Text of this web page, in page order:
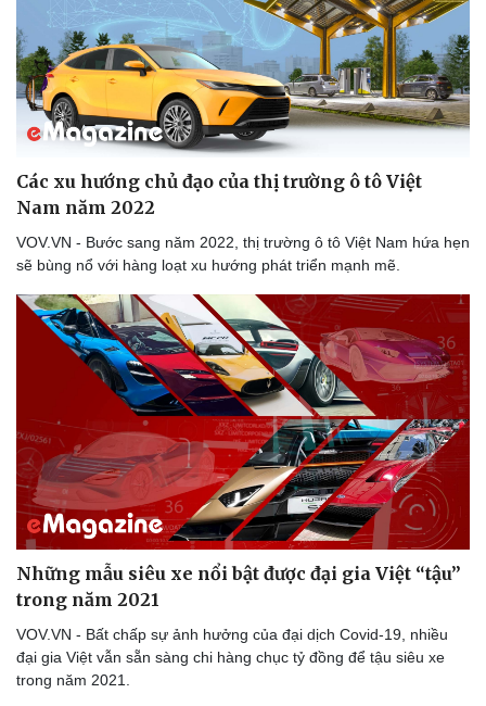
Các xu hướng chủ đạo của thị trường ô tô Việt
Nam năm 2022
VOV.VN - Bước sang năm 2022, thị trường ô tô Việt Nam hứa hẹn
sẽ bùng nổ với hàng loạt xu hướng phát triển mạnh mẽ.
Những mẫu siêu xe nổi bật được đại gia Việt “tậu”
trong năm 2021
VOV.VN - Bất chấp sự ảnh hưởng của đại dịch Covid-19, nhiều
đại gia Việt vẫn sẵn sàng chi hàng chục tỷ đồng để tậu siêu xe
trong năm 2021.